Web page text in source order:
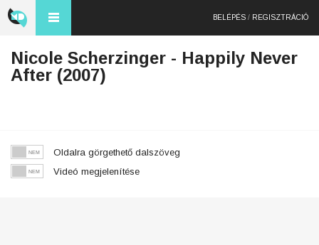
BELÉPÉS / REGISZTRÁCIÓ
Nicole Scherzinger - Happily Never
After (2007)
Oldalra görgethető dalszöveg
Videó megjelenítése